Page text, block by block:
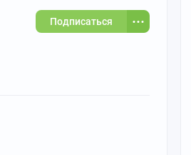
Подписаться